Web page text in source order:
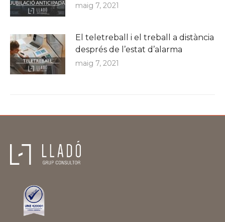
maig 7, 2021
El teletreball i el treball a distància
després de l’estat d’alarma
maig 7, 2021